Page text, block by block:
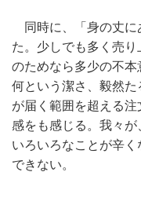
同時に、「身の丈に
た。少しでも多く売
のためなら多少の不本
何という潔さ、毅然
が届く範囲を超える
感をも感じる。我々が
いろいろなことが辛
できない。